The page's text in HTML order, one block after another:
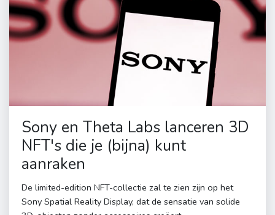
Sony en Theta Labs lanceren 3D
NFT's die je (bijna) kunt
aanraken
De limited-edition NFT-collectie zal te zien zijn op het
Sony Spatial Reality Display, dat de sensatie van solide